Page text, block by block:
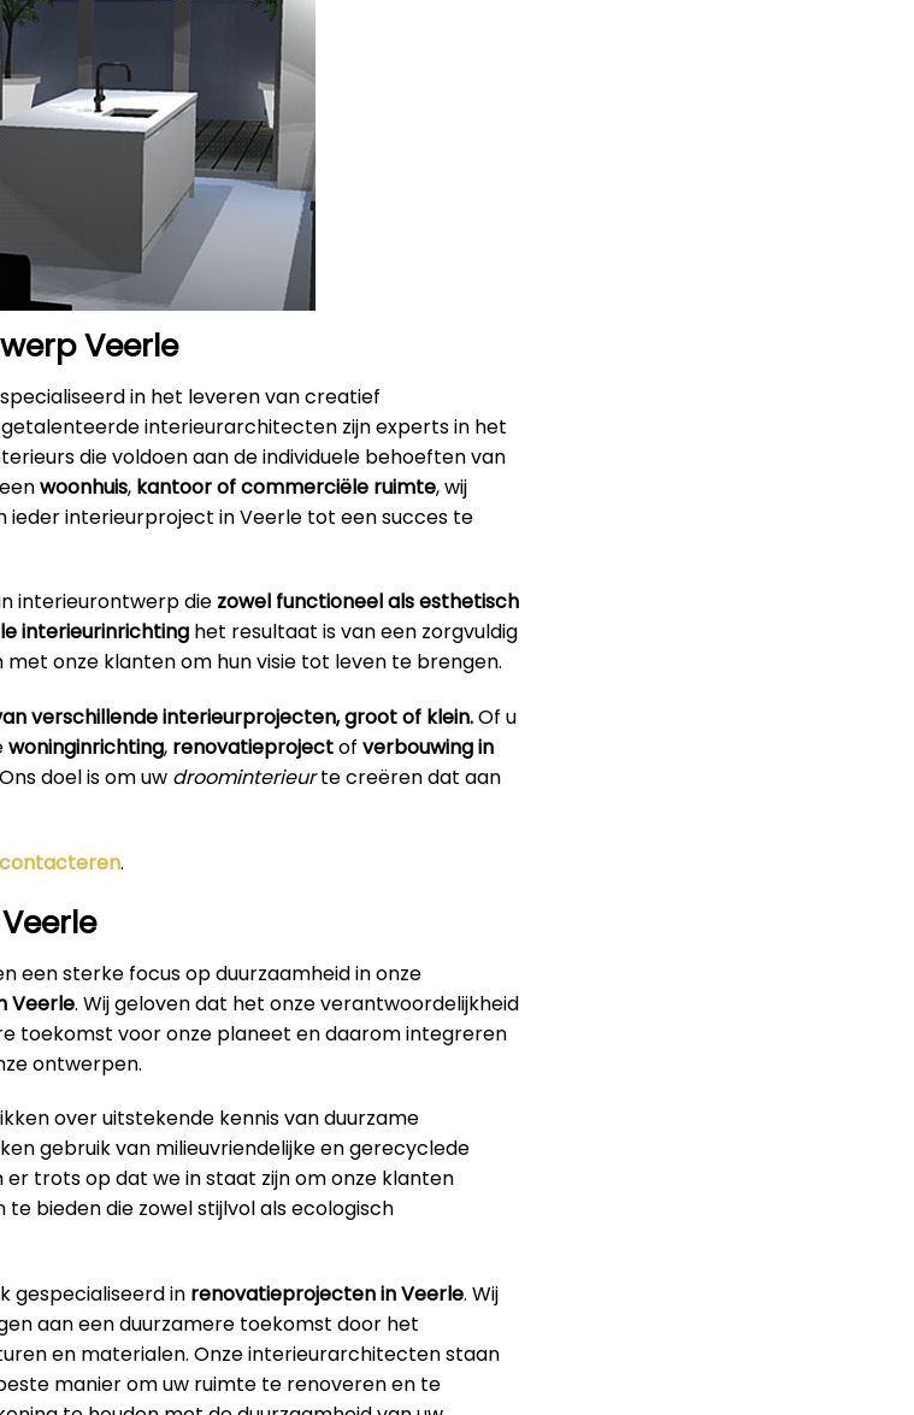
Veerle
in het leveren van creatief
getalenteerde interieurarchitecten zijn experts in het
die voldoen aan de individuele behoeften van
woonhuis, kantoorof commerciële ruimte, wij
ieder interieurproject in Veerle tot een succes te
interieurontwerp die zowel functioneel als esthetisch
interieurinrichting het resultaat is van een zorgvuldig
onze klanten om hun visie tot leven te brengen.
verschillende interieurprojecten, groot of klein.Of u
woninginrichting, renovatieprojectof verbouwing in
doel is om uw droominterieurte creëren dat aan
contacteren.
een sterke focus op duurzaamheid in onze
Veerle. Wij geloven dat het onze verantwoordelijkheid
toekomst voor onze planeet en daarom integreren
ontwerpen.
over uitstekende kennis van duurzame
gebruik van milieuvriendelijke en gerecyclede
er trots op dat we in staat zijn om onze klanten
bieden die zowel stijlvol als ecologisch
gespecialiseerd in renovatieprojecten in Veerle. Wij
aan een duurzamere toekomst door het
en materialen. Onze interieurarchitecten staan
manier om uw ruimte te renoveren en te